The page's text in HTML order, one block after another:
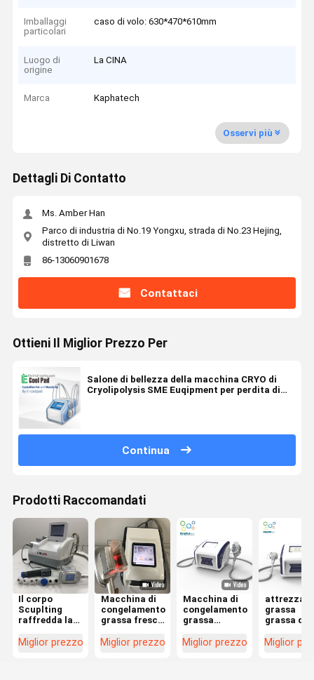
Imballaggi
particolari
caso di volo: 630*470*610mm
Luogo di
origine
La CINA
Marca Kaphatech
Osservi più
Dettagli Di Contatto
Ms. Amber Han
Parco di industria di No.19 Yongxu, strada di No.23 Hejing,
distretto di Liwan
86-13060901678
Contattaci
Ottieni Il Miglior Prezzo Per
Salone di bellezza della macchina CRYO di
Cryolipolysis SME Euqipment per perdita di
Continua
Prodotti Raccomandati
Il corpo
Scuplting
raffredda la
congelamento
Miglior prezzo
Macchina di
congelamento
grassa fresca
220V
Miglior prezzo
Macchina di
congelamento
grassa
Cryo per il
Miglior prezzo
grassa
grassa di
della
Miglior